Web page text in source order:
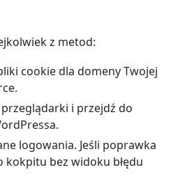
z metod:
cookie dla domeny Twojej
i przejdź do
logowania. Jeśli poprawka
kokpitu bez widoku błędu